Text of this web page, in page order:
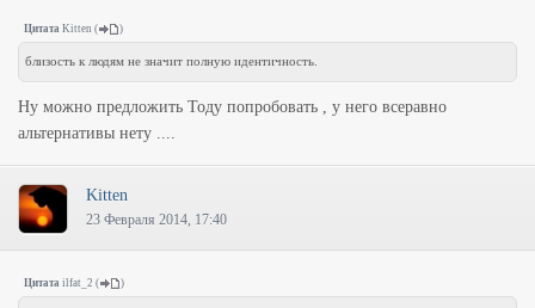
Цитата Kitten ( )
близость к людям не значит полную идентичность.
Ну можно предложить Тоду попробовать , у него всеравно
альтернативы нету ....
Kitten
23 Февраля 2014, 17:40
Цитата ilfat_2 ( )